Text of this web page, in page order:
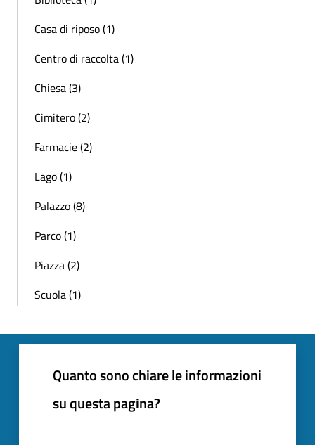
Casa di riposo (1)
Centro di raccolta (1)
Chiesa (3)
Cimitero (2)
Farmacie (2)
Lago (1)
Palazzo (8)
Parco (1)
Piazza (2)
Scuola (1)
Quanto sono chiare le informazioni
su questa pagina?